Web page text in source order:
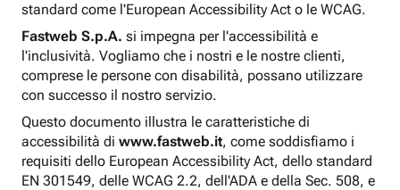
standard come l'European Accessibility Act o le WCAG.
Fastweb S.p.A. si impegna per l'accessibilità e
l'inclusività. Vogliamo che i nostri e le nostre clienti,
comprese le persone con disabilità, possano utilizzare
con successo il nostro servizio.
Questo documento illustra le caratteristiche di
accessibilità di www.fastweb.it, come soddisfiamo i
requisiti dello European Accessibility Act, dello standard
EN 301549, delle WCAG 2.2, dell'ADA e della Sec. 508, e